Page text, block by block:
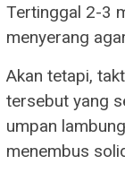
Tertinggal 2-3
menyerang
Akan tetapi,
tersebut yang
umpan
menembus